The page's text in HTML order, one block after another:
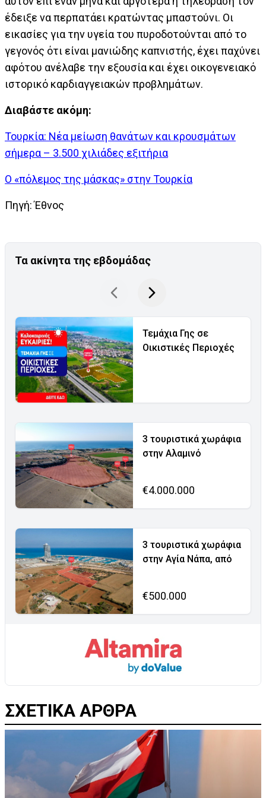
έδειξε να περπατάει κρατώντας μπαστούνι. Οι
εικασίες για την υγεία του πυροδοτούνται από το
γεγονός ότι είναι μανιώδης καπνιστής, έχει παχύνει
αφότου ανέλαβε την εξουσία και έχει οικογενειακό
ιστορικό καρδιαγγειακών προβλημάτων.
Διαβάστε ακόμη:
Τουρκία: Νέα μείωση θανάτων και κρουσμάτων
σήμερα – 3.500 χιλιάδες εξιτήρια
Ο «πόλεμος της μάσκας» στην Τουρκία
Πηγή: Έθνος
Τα ακίνητα της εβδομάδας
Τεμάχια Γης σε
Οικιστικές Περιοχές
3 τουριστικά χωράφια
στην Αλαμινό
€4.000.000
3 τουριστικά χωράφια
στην Αγία Νάπα, από
€500.000
ΣΧΕΤΙΚΑ ΑΡΘΡΑ